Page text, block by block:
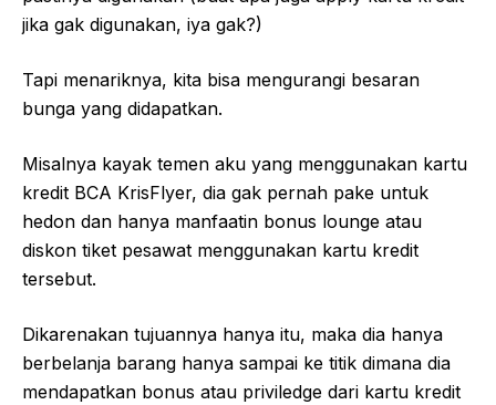
jika gak digunakan, iya gak?)
Tapi menariknya, kita bisa mengurangi besaran
bunga yang didapatkan.
Misalnya kayak temen aku yang menggunakan kartu
kredit BCA KrisFlyer, dia gak pernah pake untuk
hedon dan hanya manfaatin bonus lounge atau
diskon tiket pesawat menggunakan kartu kredit
tersebut.
Dikarenakan tujuannya hanya itu, maka dia hanya
berbelanja barang hanya sampai ke titik dimana dia
mendapatkan bonus atau priviledge dari kartu kredit